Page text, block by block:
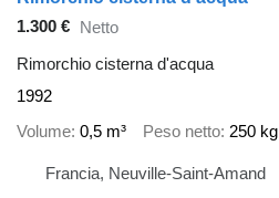
1.300 €
Netto
Rimorchio cisterna d'acqua
1992
Volume 0,5 m³ Peso netto 250 kg
Francia, Neuville-Saint-Amand